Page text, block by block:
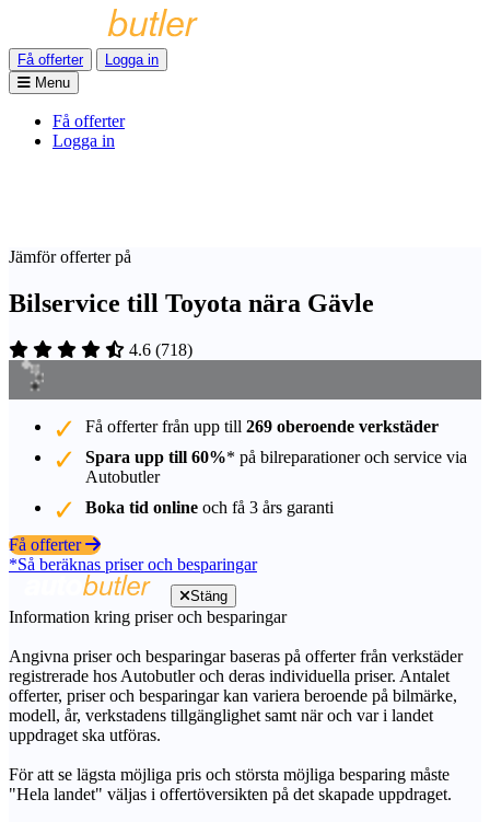
Få offerter
Logga in
Menu
Få offerter
Logga in
Jämför offerter på
Bilservice till Toyota nära Gävle
4.6 (718)
Få offerter från upp till 269 oberoende verkstäder
Spara upp till 60%* på bilreparationer och service via
Autobutler
Boka tid online och få 3 års garanti
Få offerter
*Så beräknas priser och besparingar
Stäng
Information kring priser och besparingar
Angivna priser och besparingar baseras på offerter från verkstäder
registrerade hos Autobutler och deras individuella priser. Antalet
offerter, priser och besparingar kan variera beroende på bilmärke,
modell, år, verkstadens tillgänglighet samt när och var i landet
uppdraget ska utföras.
För att se lägsta möjliga pris och största möjliga besparing måste
"Hela landet" väljas i offertöversikten på det skapade uppdraget.